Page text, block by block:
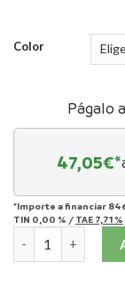
Color
Págalo
47,05€*
*Importe a financiar
TIN 0,00 % / TAE 7,71 %
SONOS ARC